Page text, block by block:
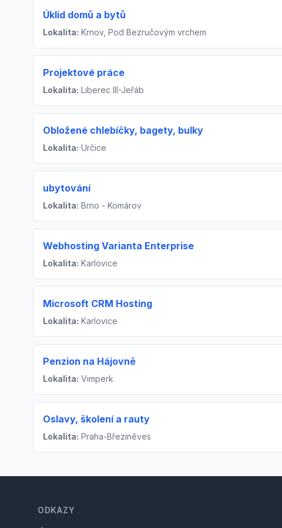
Úklid domů a bytů
Lokalita: Krnov, Pod Bezručovým vrchem
Projektové práce
Lokalita: Liberec III-Jeřáb
Obložené chlebíčky, bagety, bulky
Lokalita: Určice
ubytování
Lokalita: Brno - Komárov
Webhosting Varianta Enterprise
Lokalita: Karlovice
Microsoft CRM Hosting
Lokalita: Karlovice
Penzion na Hájovně
Lokalita: Vimperk
Oslavy, školení a rauty
Lokalita: Praha-Březiněves
ODKAZY